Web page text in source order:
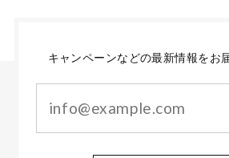
キャンペーンなどの最新情報をお